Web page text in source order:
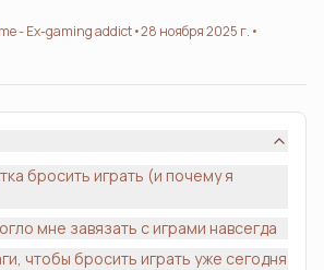
- Ex-gaming addict•28 ноября 2025 г. •
бросить играть (и почему я
мне завязать с играми навсегда
чтобы бросить играть уже сегодня